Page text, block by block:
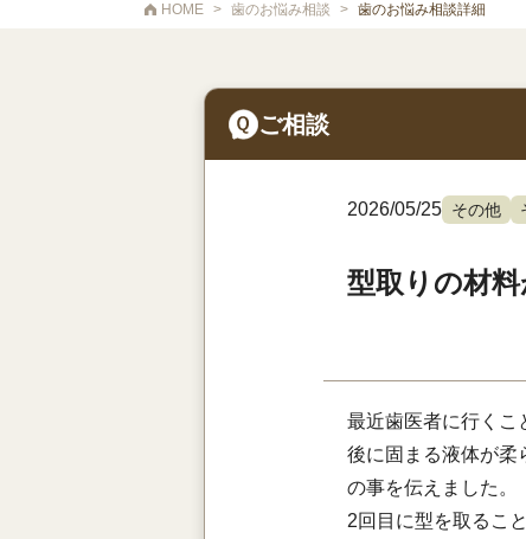
HOME > 歯のお悩み相談 > 歯のお悩み相談詳細
ご相談
2026/05/25 その他
型取りの材
最近歯医者に行くこ
後に固まる液体が柔
の事を伝えました。
2回目に型を取るこ